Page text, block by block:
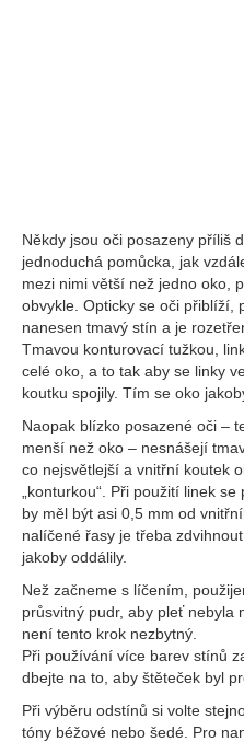
Někdy jsou oči posazeny příliš
jednoduchá pomůcka, jak
mezi nimi větší než jedno oko,
obvykle. Opticky se oči přiblíží,
nanesen tmavý stín a je
Tmavou konturovací tužkou,
celé oko, a to tak aby se linky
koutku spojily. Tím se oko
Naopak blízko posazené oči –
menší než oko – nesnášejí
co nejsvětlejší a vnitřní koutek
„konturkou“. Při použití linek
by měl být asi 0,5 mm od
nalíčené řasy je třeba
jakoby oddálily.
Než začneme s líčením,
průsvitný pudr, aby pleť nebyla
není tento krok nezbytný.
Při používání více barev stínů
dbejte na to, aby štěteček byl
Při výběru odstínů si volte
tóny béžové nebo šedé. Pro